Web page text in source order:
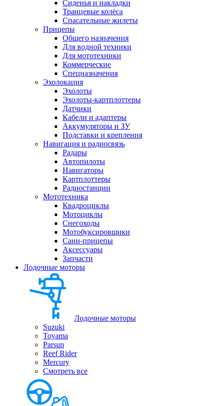
Сиденья и накладки
Транцевые колёса
Спасательные жилеты
Прицепы
Общего назначения
Для водной техники
Для мототехники
Коммерческие
Спецназначения
Эхолокация
Эхолоты
Эхолоты-картплоттеры
Датчики
Кабели и адаптеры
Аккумуляторы и ЗУ
Подставки и крепления
Навигация и радиосвязь
Радары
Автопилоты
Навигаторы
Картплоттеры
Радиостанции
Мототехника
Квадроциклы
Мотоциклы
Снегоходы
Мотобуксировщики
Сани-прицепы
Аксессуары
Запчасти
Лодочные моторы
Лодочные моторы
Suzuki
Toyama
Parsun
Reef Rider
Mercury
Смотреть все